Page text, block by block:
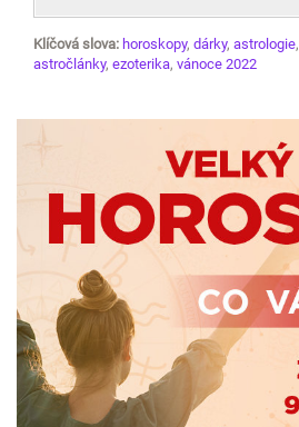
Klíčová slova: horoskopy, dárky, astrologie,
astročlánky, ezoterika, vánoce 2022